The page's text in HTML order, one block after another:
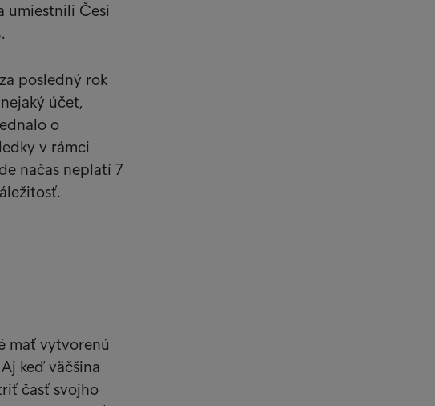
umiestnili Česi
posledný rok
účet,
o
v rámci
načas neplatí 7
mať vytvorenú
keď väčšina
časť svojho